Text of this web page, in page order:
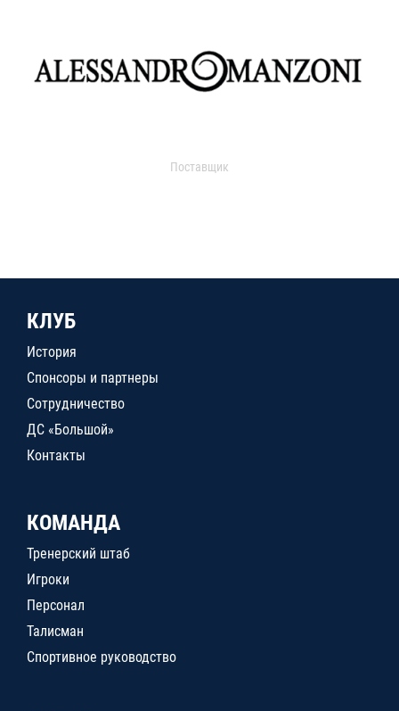
Поставщик
КЛУБ
История
Спонсоры и партнеры
Сотрудничество
ДС «Большой»
Контакты
КОМАНДА
Тренерский штаб
Игроки
Персонал
Талисман
Спортивное руководство